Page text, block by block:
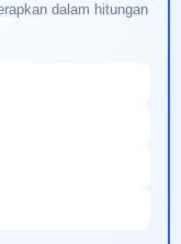
dalam hitungan